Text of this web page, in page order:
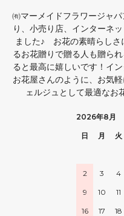
㈲マーメイドフラワージャ
り、小売り店、インターネ
ました♪ お花の素晴らしさ
るお花贈りで贈る人も贈ら
ると最高に嬉しいです！イ
お花屋さんのように、お気
ェルジュとして最適なお
2026年8月
日 月 火
2 3 4
9 10 11
16 17 18